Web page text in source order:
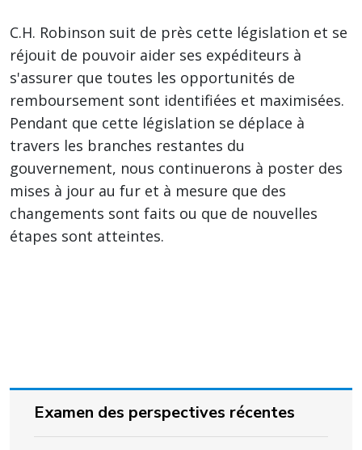
C.H. Robinson suit de près cette législation et se
réjouit de pouvoir aider ses expéditeurs à
s'assurer que toutes les opportunités de
remboursement sont identifiées et maximisées.
Pendant que cette législation se déplace à
travers les branches restantes du
gouvernement, nous continuerons à poster des
mises à jour au fur et à mesure que des
changements sont faits ou que de nouvelles
étapes sont atteintes.
Examen des perspectives récentes